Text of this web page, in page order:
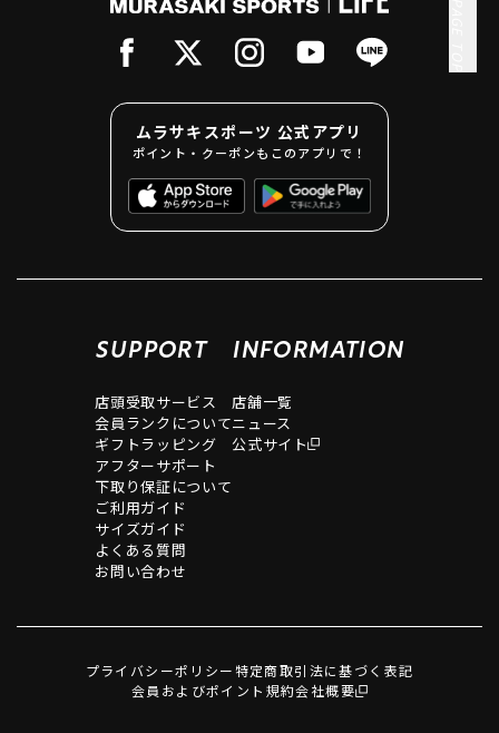
ムラサキスポーツ 公式アプリ
ポイント・クーポンもこのアプリで！
SUPPORT
店頭受取サービス
会員ランクについて
ギフトラッピング
アフターサポート
下取り保証について
ご利用ガイド
サイズガイド
よくある質問
お問い合わせ
INFORMATION
店舗一覧
ニュース
公式サイト
プライバシーポリシー特定商取引法に基づく表記
会員およびポイント規約会社概要